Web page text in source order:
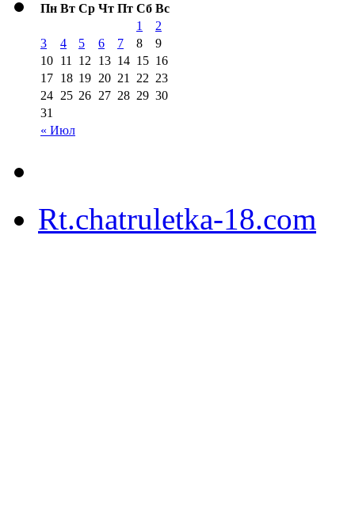
Пн Вт Ср Чт Пт Сб Вс
« Июл
1
2
3
4 5 6 7 8
9
10 11 12 13 14 15 16
17 18 19 20 21 22 23
24 25 26 27 28 29 30
31
Rt.chatruletka-18.com